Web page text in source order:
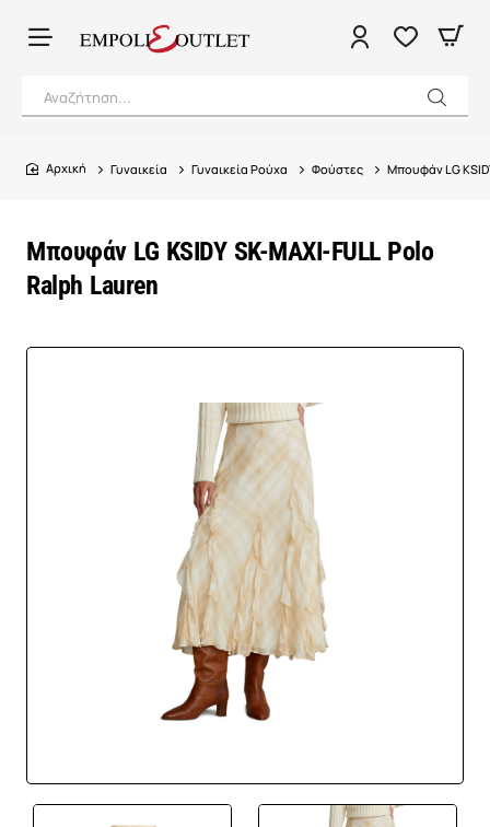
Αναζήτηση...
Μπουφάν LG KSIDY SK-MAXI-FULL Polo
Ralph Lauren
home
Γυναικεία Γυναικεία Ρούχα Φούστες Μπουφάν LG